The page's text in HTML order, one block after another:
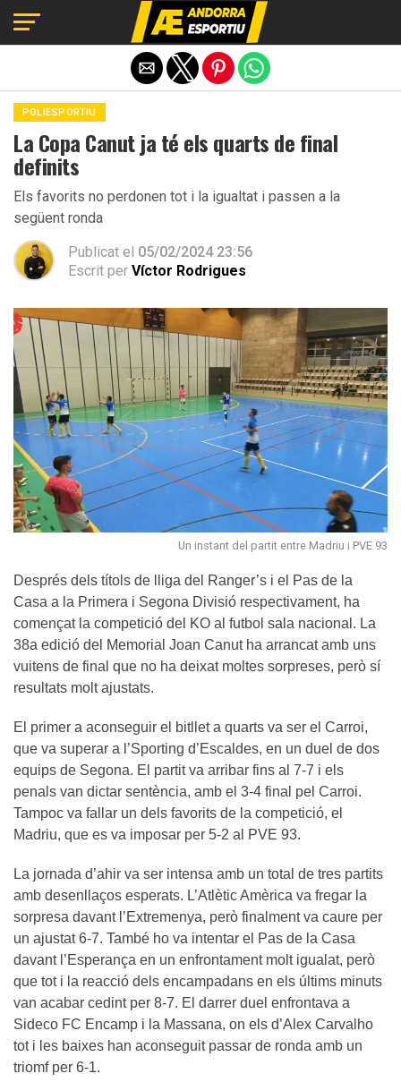
POLIESPORTIU
La Copa Canut ja té els quarts de final
definits
Els favorits no perdonen tot i la igualtat i passen a la
següent ronda
Publicat el 05/02/2024 23:56
Escrit per Víctor Rodrigues
Un instant del partit entre Madriu i PVE 93
Després dels títols de lliga del Ranger’s i el Pas de la
Casa a la Primera i Segona Divisió respectivament, ha
començat la competició del KO al futbol sala nacional. La
38a edició del Memorial Joan Canut ha arrancat amb uns
vuitens de final que no ha deixat moltes sorpreses, però sí
resultats molt ajustats.
El primer a aconseguir el bitllet a quarts va ser el Carroi,
que va superar a l’Sporting d’Escaldes, en un duel de dos
equips de Segona. El partit va arribar fins al 7-7 i els
penals van dictar sentència, amb el 3-4 final pel Carroi.
Tampoc va fallar un dels favorits de la competició, el
Madriu, que es va imposar per 5-2 al PVE 93.
La jornada d’ahir va ser intensa amb un total de tres partits
amb desenllaços esperats. L’Atlètic Amèrica va fregar la
sorpresa davant l’Extremenya, però finalment va caure per
un ajustat 6-7. També ho va intentar el Pas de la Casa
davant l’Esperança en un enfrontament molt igualat, però
que tot i la reacció dels encampadans en els últims minuts
van acabar cedint per 8-7. El darrer duel enfrontava a
Sideco FC Encamp i la Massana, on els d’Alex Carvalho
tot i les baixes han aconseguit passar de ronda amb un
triomf per 6-1.
Exit mobile version